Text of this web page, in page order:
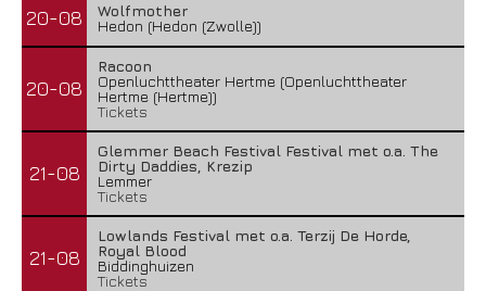
20-08
Wolfmother
Hedon (Hedon (Zwolle))
20-08
Racoon
Openluchttheater Hertme (Openluchttheater
Hertme (Hertme))
Tickets
21-08
Glemmer Beach Festival Festival met o.a. The
Dirty Daddies, Krezip
Lemmer
Tickets
21-08
Lowlands Festival met o.a. Terzij De Horde,
Royal Blood
Biddinghuizen
Tickets